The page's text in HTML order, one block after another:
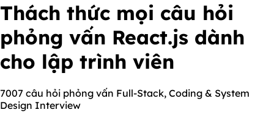
Thách thức mọi câu hỏi
phỏng vấn React.js dành
cho lập trình viên
7007 câu hỏi phỏng vấn Full-Stack, Coding & System
Design Interview